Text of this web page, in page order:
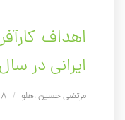
اهداف
ایرانی در سال
مرتضی حسین اهلو /